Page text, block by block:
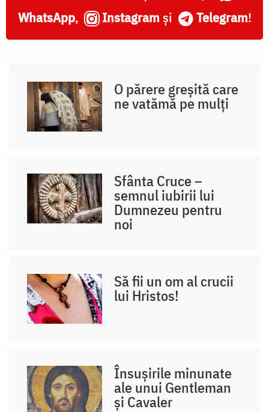
WhatsApp, Instagram și Telegram!
O părere greșită care
ne vatămă pe mulți
Sfânta Cruce –
semnul iubirii lui
Dumnezeu pentru
noi
Să fii un om al crucii
lui Hristos!
Însușirile minunate
ale unui Gentleman
și Cavaler